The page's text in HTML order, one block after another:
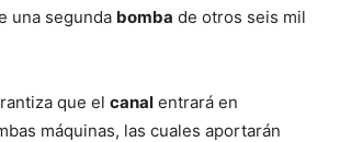
una segunda bomba de otros seis mil
que el canal entrará en
máquinas, las cuales aportarán